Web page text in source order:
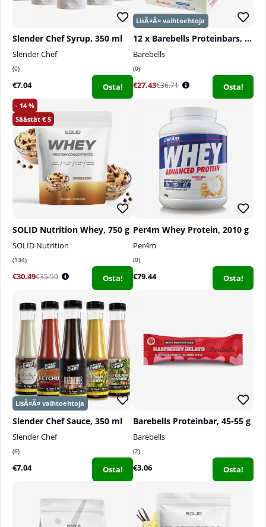
Slender Chef Syrup, 350 ml
Slender Chef
0
€7.04 Osta!
12 x Barebells Proteinbars, 55 g
Barebells
0
€27.43€36.71 Osta!
14
5
SOLID Nutrition Whey, 750 g
SOLID Nutrition
134
€30.49€35.59 Osta!
Per4m Whey Protein, 2010 g
Per4m
0
€79.44 Osta!
Slender Chef Sauce, 350 ml
Slender Chef
6
€7.04 Osta!
Barebells Proteinbar, 45-55 g
Barebells
2
€3.06 Osta!